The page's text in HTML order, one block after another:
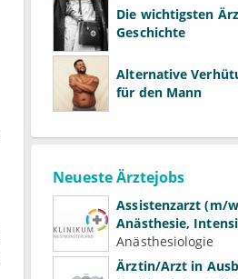
Die wichtigsten
Geschichte
Alternative
für den Mann
Neueste Ärztejobs
Assistenzarzt (m/
Anästhesie,
Schmerztherapie
Anästhesiologie
Ärztin/Arzt in